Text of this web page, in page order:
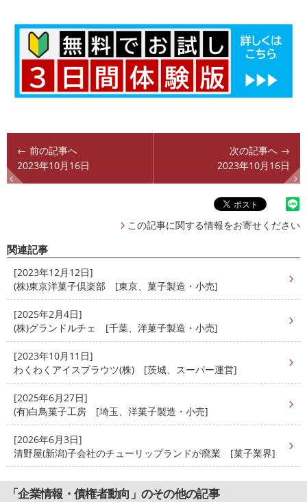
← 前の記事へ
2023年10月16日
次の記事へ →
2023年10月16日
この記事に関する情報をお寄せください
関連記事
[2023年12月12日]
(株)東京洋菓子倶楽部 [東京、菓子製造・小売]
[2025年2月4日]
(株)グランドルチェ [千葉、洋菓子製造・小売]
[2023年10月11日]
わくわくアイスプラウツ(株) [茨城、スーパー運営]
[2025年6月27日]
(有)白鳥菓子工房 [埼玉、洋菓子製造・小売]
[2026年6月3日]
清野屋(新潟)子会社のチューリップランドが廃業 [菓子業界]
「企業情報・債権者動向」のその他の記事